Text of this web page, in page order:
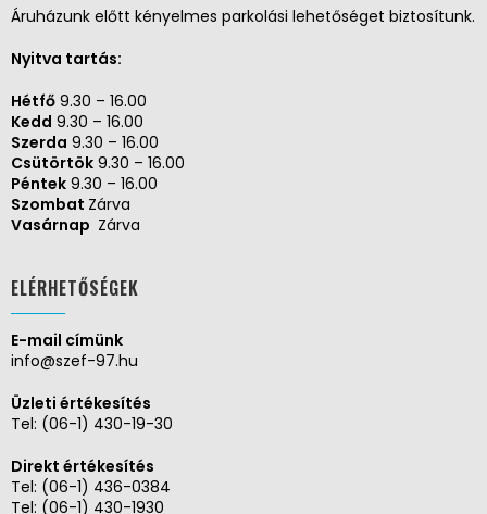
Áruházunk előtt kényelmes parkolási lehetőséget biztosítunk.
Nyitva tartás:
Hétfő 9.30 – 16.00
Kedd 9.30 – 16.00
Szerda 9.30 – 16.00
Csütörtök 9.30 – 16.00
Péntek 9.30 – 16.00
Szombat Zárva
Vasárnap Zárva
ELÉRHETŐSÉGEK
E-mail címünk
info@szef-97.hu
Üzleti értékesítés
Tel: (06-1) 430-19-30
Direkt értékesítés
Tel: (06-1) 436-0384
Tel: (06-1) 430-1930